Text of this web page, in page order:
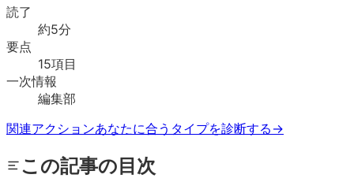
読了
約5分
要点
15項目
一次情報
編集部
関連アクションあなたに合うタイプを診断する →
この記事の目次